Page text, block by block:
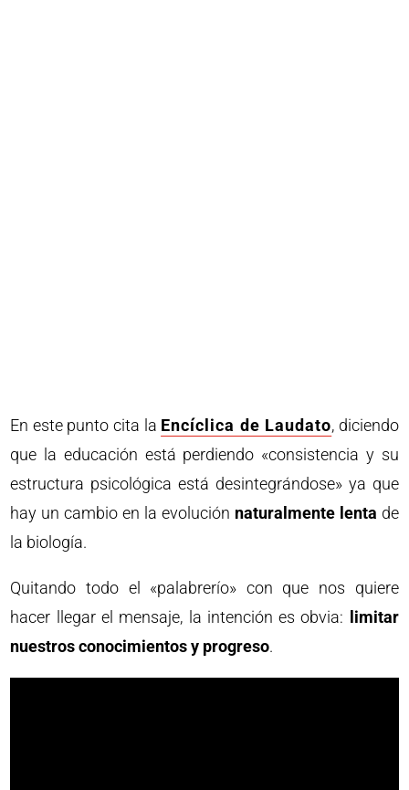
En este punto cita la Encíclica de Laudato, diciendo
que la educación está perdiendo «consistencia y su
estructura psicológica está desintegrándose» ya que
hay un cambio en la evolución naturalmente lenta de
la biología.
Quitando todo el «palabrerío» con que nos quiere
hacer llegar el mensaje, la intención es obvia: limitar
nuestros conocimientos y progreso.